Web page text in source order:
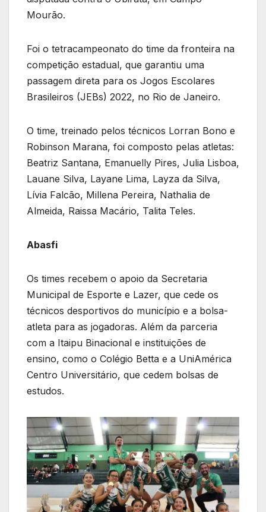
Mourão.
Foi o tetracampeonato do time da fronteira na
competição estadual, que garantiu uma
passagem direta para os Jogos Escolares
Brasileiros (JEBs) 2022, no Rio de Janeiro.
O time, treinado pelos técnicos Lorran Bono e
Robinson Marana, foi composto pelas atletas:
Beatriz Santana, Emanuelly Pires, Julia Lisboa,
Lauane Silva, Layane Lima, Layza da Silva,
Lívia Falcão, Millena Pereira, Nathalia de
Almeida, Raissa Macário, Talita Teles.
Abasfi
Os times recebem o apoio da Secretaria
Municipal de Esporte e Lazer, que cede os
técnicos desportivos do município e a bolsa-
atleta para as jogadoras. Além da parceria
com a Itaipu Binacional e instituições de
ensino, como o Colégio Betta e a UniAmérica
Centro Universitário, que cedem bolsas de
estudos.